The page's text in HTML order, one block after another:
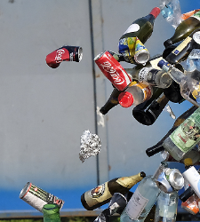
fai la differenza, ogni